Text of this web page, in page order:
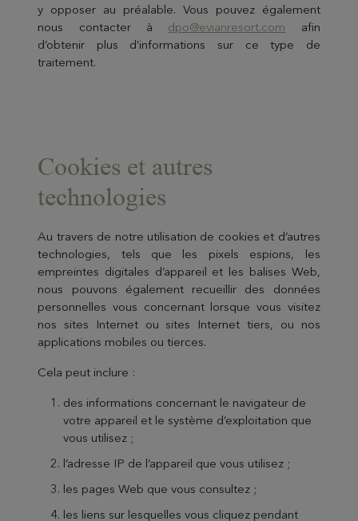
y opposer au préalable. Vous pouvez également
nous contacter à dpo@evianresort.com afin
d’obtenir plus d’informations sur ce type de
traitement.
Cookies et autres
technologies
Au travers de notre utilisation de cookies et d’autres
technologies, tels que les pixels espions, les
empreintes digitales d’appareil et les balises Web,
nous pouvons également recueillir des données
personnelles vous concernant lorsque vous visitez
nos sites Internet ou sites Internet tiers, ou nos
applications mobiles ou tierces.
Cela peut inclure :
des informations concernant le navigateur de
votre appareil et le système d’exploitation que
vous utilisez ;
l’adresse IP de l’appareil que vous utilisez ;
les pages Web que vous consultez ;
les liens sur lesquelles vous cliquez pendant